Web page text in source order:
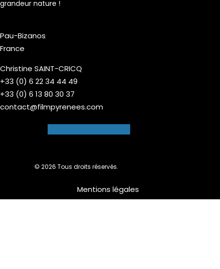
grandeur nature !
Pau-Bizanos
France
Christine SAINT-CRICQ
+33 (0) 6 22 34 44 49
+33 (0) 6 13 80 30 37
contact@filmpyrenees.com
© 2026 Tous droits réservés.
Mentions légales